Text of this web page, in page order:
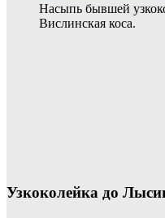
Насыпь бывшей
Вислинская коса.
Узкоколейка до